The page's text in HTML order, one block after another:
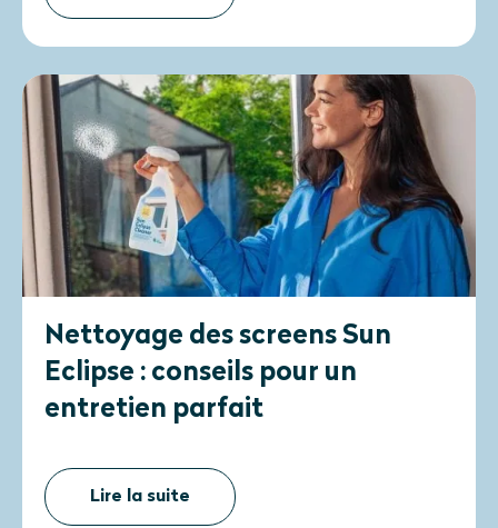
Nettoyage des screens Sun
Eclipse : conseils pour un
entretien parfait
Lire la suite